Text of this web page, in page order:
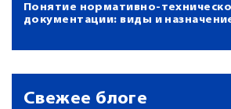
Понятие нормативно-
документации: виды и
Свежее блоге